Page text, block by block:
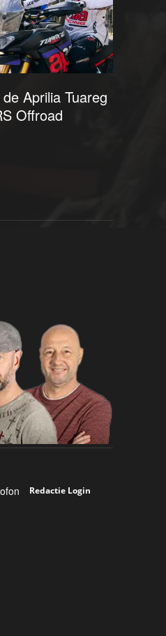
Aprilia Tuareg
Offroad
Redactie Login